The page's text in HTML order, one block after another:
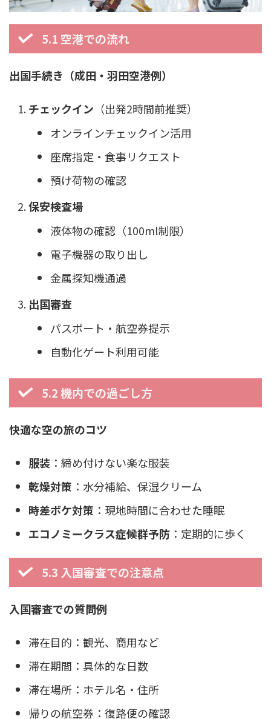
5.1 空港での流れ
出国手続き（成田・羽田空港例）
チェックイン （出発2時間前推奨）
オンラインチェックイン活用
座席指定・食事リクエスト
預け荷物の確認
保安検査場
液体物の確認（100ml制限）
電子機器の取り出し
金属探知機通過
出国審査
パスポート・航空券提示
自動化ゲート利用可能
5.2 機内での過ごし方
快適な空の旅のコツ
服装 ：締め付けない楽な服装
乾燥対策 ：水分補給、保湿クリーム
時差ボケ対策 ：現地時間に合わせた睡眠
エコノミークラス症候群予防 ：定期的に歩く
5.3 入国審査での注意点
入国審査での質問例
滞在目的：観光、商用など
滞在期間：具体的な日数
滞在場所：ホテル名・住所
帰りの航空券：復路便の確認